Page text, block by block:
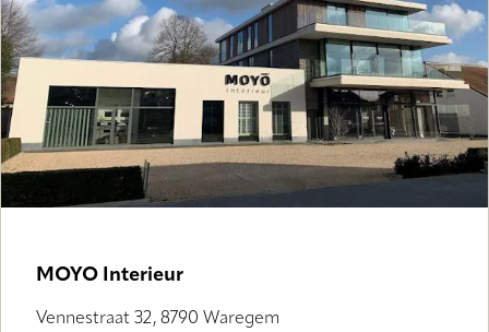
MOYO Interieur
Vennestraat 32, 8790 Waregem